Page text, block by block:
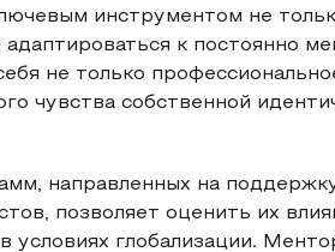
инструментом не
адаптироваться к постоянно
не только
чувства собственной
направленных на
позволяет оценить их
глобализации.